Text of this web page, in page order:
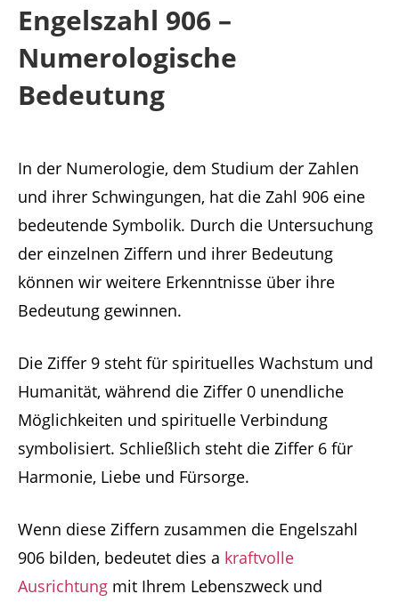
Engelszahl 906 –
Numerologische
Bedeutung
In der Numerologie, dem Studium der Zahlen
und ihrer Schwingungen, hat die Zahl 906 eine
bedeutende Symbolik. Durch die Untersuchung
der einzelnen Ziffern und ihrer Bedeutung
können wir weitere Erkenntnisse über ihre
Bedeutung gewinnen.
Die Ziffer 9 steht für spirituelles Wachstum und
Humanität, während die Ziffer 0 unendliche
Möglichkeiten und spirituelle Verbindung
symbolisiert. Schließlich steht die Ziffer 6 für
Harmonie, Liebe und Fürsorge.
Wenn diese Ziffern zusammen die Engelszahl
906 bilden, bedeutet dies a kraftvolle
Ausrichtung mit Ihrem Lebenszweck und